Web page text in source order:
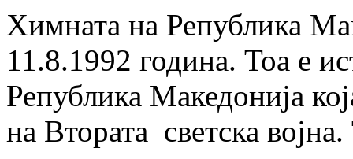
Химната на Република
11.8.1992 година. Тоа е
Република Македонија
на Втората светска војна.